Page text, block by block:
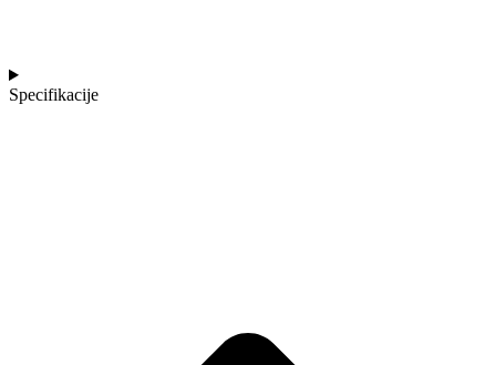
Specifikacije